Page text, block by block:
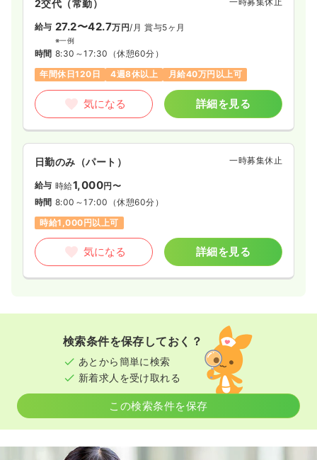
2交代（常勤）
給与 27.2〜42.7万円/月 賞与5ヶ月
※一例
時間 8:30～17:30 （休憩60分）
年間休日120日
4週8休以上 月給40万円以上可
気になる 詳細を見る
日勤のみ（パート） 一時募集休止
給与 時給1,000円〜
時間 8:00～17:00 （休憩60分）
時給1,000円以上可
気になる 詳細を見る
検索条件を保存しておく？
あとから簡単に検索
新着求人を受け取れる
この検索条件を保存